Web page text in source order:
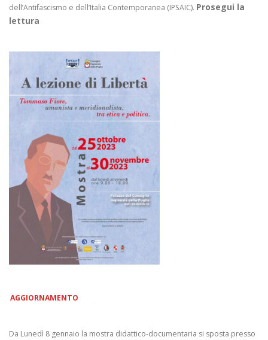
dell’Antifascismo e dell’Italia Contemporanea (IPSAIC). Prosegui la
lettura
AGGIORNAMENTO
Da Lunedì 8 gennaio la mostra didattico-documentaria si sposta presso